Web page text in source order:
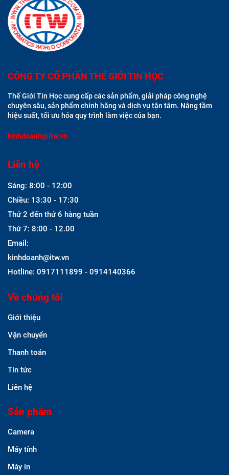
CÔNG TY CỔ PHẦN THẾ GIỚI TIN HỌC
Thế Giới Tin Học cung cấp các sản phẩm, giải pháp công nghệ
chuyên sâu, sản phẩm chính hãng và dịch vụ tận tâm. Nâng tầm
hiệu suất, tối ưu hóa quy trình làm việc của bạn.
kinhdoanh@itw.vn
Liên hệ
Sáng: 8:00 - 12:00
Chiều: 13:30 - 17:30
Thứ 2 đến thứ 6 hàng tuần
Thứ 7: 8:00 - 12.00
Email:
kinhdoanh@itw.vn
Hotline: 0917111899 - 0914140366
Về chúng tôi
Giới thiệu
Vận chuyển
Thanh toán
Tin tức
Liên hệ
Sản phẩm
Camera
Máy tính
Máy in